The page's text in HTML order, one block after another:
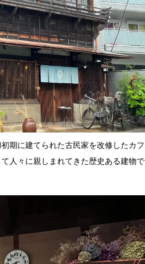
期に建てられた古民家を改修したカフ
人々に親しまれてきた歴史ある建物で